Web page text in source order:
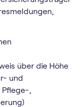
über die Höhe
und
Pflege-,